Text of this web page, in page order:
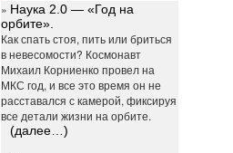
» Наука 2.0 — «Год на
орбите».
Как спать стоя, пить или бриться
в невесомости? Космонавт
Михаил Корниенко провел на
МКС год, и все это время он не
расставался с камерой, фиксируя
все детали жизни на орбите.
(далее…)